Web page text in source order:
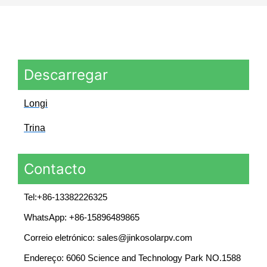
Descarregar
Longi
Trina
Contacto
Tel:+86-13382226325
WhatsApp: +86-15896489865
Correio eletrónico: sales@jinkosolarpv.com
Endereço: 6060 Science and Technology Park NO.1588